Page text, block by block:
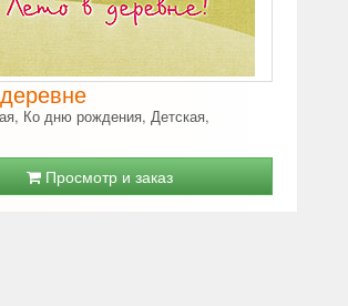
Ко дню рождения, Детская,
Просмотр и заказ